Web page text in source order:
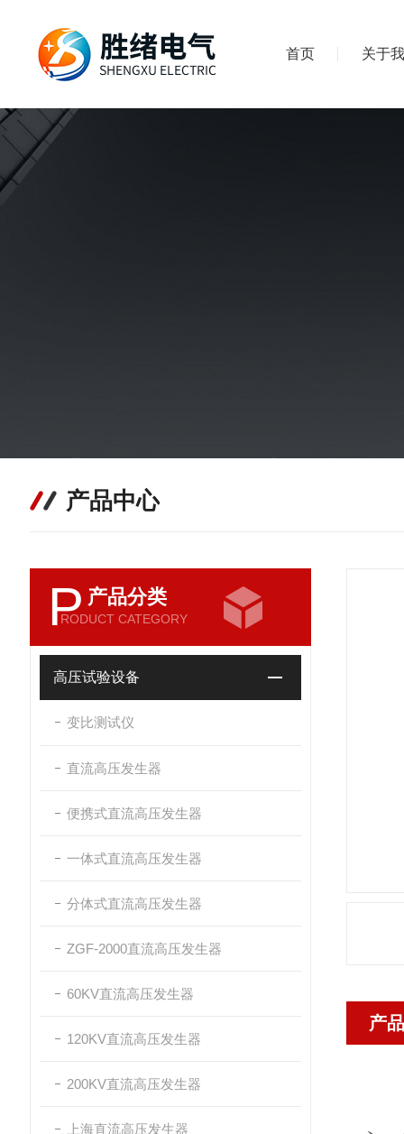
首页 关于
产品中心
P 产品分类
RODUCT CATEGORY
高压试验设备
变比测试仪
直流高压发生器
便携式直流高压发生器
一体式直流高压发生器
分体式直流高压发生器
ZGF-2000直流高压发生器
60KV直流高压发生器
120KV直流高压发生器
200KV直流高压发生器
上海直流高压发生器
产